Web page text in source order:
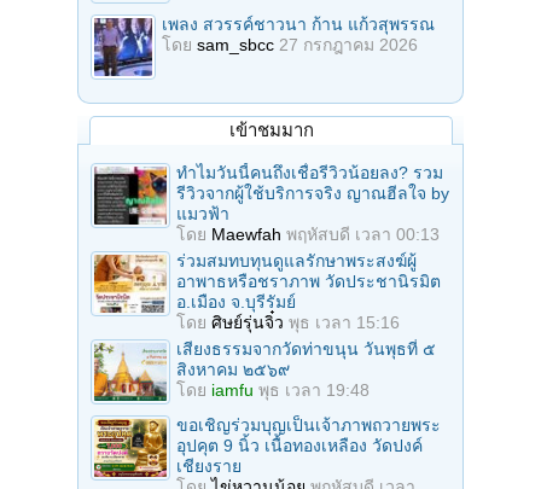
เพลง สวรรค์ชาวนา ก้าน แก้วสุพรรณ
โดย sam_sbcc 27 กรกฎาคม 2026
เข้าชมมาก
ทำไมวันนี้คนถึงเชื่อรีวิวน้อยลง? รวม
รีวิวจากผู้ใช้บริการจริง ญาณฮีลใจ by
แมวฟ้า
โดย Maewfah พฤหัสบดี เวลา 00:13
ร่วมสมทบทุนดูแลรักษาพระสงฆ์ผู้
อาพาธหรือชราภาพ วัดประชานิรมิต
อ.เมือง จ.บุรีรัมย์
โดย ศิษย์รุ่นจิ๋ว พุธ เวลา 15:16
เสียงธรรมจากวัดท่าขนุน วันพุธที่ ๕
สิงหาคม ๒๕๖๙
โดย iamfu พุธ เวลา 19:48
ขอเชิญร่วมบุญเป็นเจ้าภาพถวายพระ
อุปคุต 9 นิ้ว เนื้อทองเหลือง วัดปงค์
เชียงราย